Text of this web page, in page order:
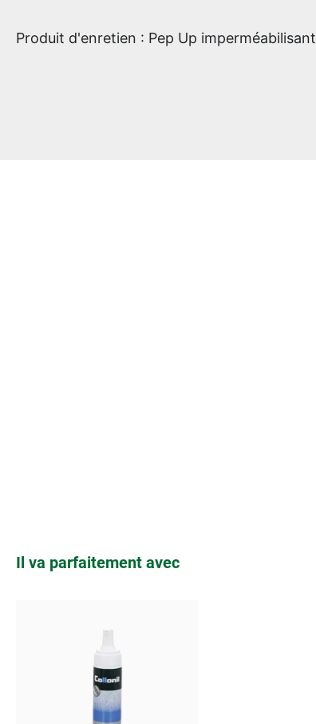
Produit d'enretien : Pep Up imperméabilisant
Ignorer la galerie de produits
Il va parfaitement avec